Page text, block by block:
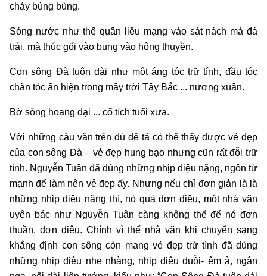
cháy bùng bùng.
Sóng nước như thế quân liều mạng vào sát nách mà đá
trái, mà thúc gối vào bụng vào hông thuyền.
Con sông Đà tuôn dài như một áng tóc trữ tính, đầu tóc
chân tóc ẩn hiện trong mây trời Tây Bắc ... nương xuân.
Bờ sông hoang dại ... cổ tích tuổi xưa.
Với những câu văn trên đủ để tả có thể thấy được vẻ đẹp
của con sông Đà – vẻ đẹp hung bạo nhưng cũn rất đỗi trữ
tình. Nguyễn Tuân đã dùng những nhịp điệu nặng, ngôn từ
mạnh để làm nên vẻ đẹp ấy. Nhưng nếu chỉ đơn giản là là
những nhịp điệu nặng thì, nó quá đơn điệu, một nhà văn
uyên bác như Nguyễn Tuân càng không thể để nó đơn
thuần, đơn điệu. Chính vì thế nhà văn khi chuyển sang
khẳng định con sông còn mang vẻ đẹp trừ tình đã dùng
những nhịp điệu nhẹ nhàng, nhịp điệu duỗi- êm ả, ngân